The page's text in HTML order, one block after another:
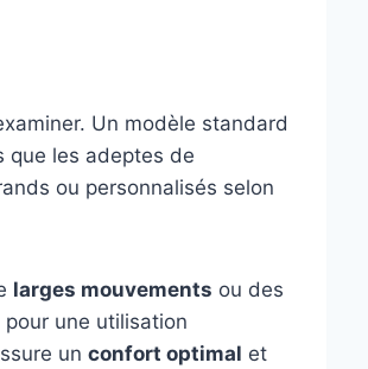
Un modèle standard
que les adeptes de
ou personnalisés selon
larges mouvements ou des
une utilisation
un confort optimal et